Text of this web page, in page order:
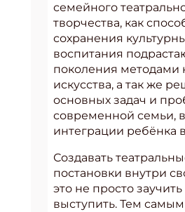
семейного
творчества, как
сохранения
воспитания
поколения методами
искусства, а так же
основных задач и
современной семьи,
интеграции ребёнка
Создавать
постановки внутри
это не просто
выступить. Тем самым